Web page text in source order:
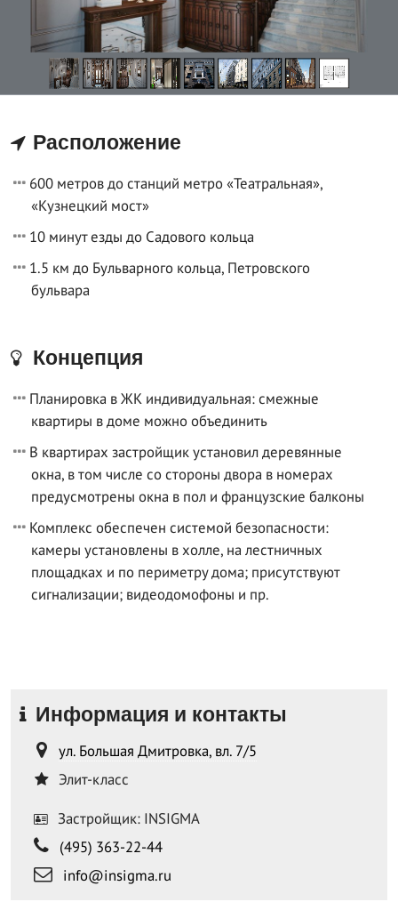
Расположение
600 метров до станций метро «Театральная»,
«Кузнецкий мост»
10 минут езды до Садового кольца
1.5 км до Бульварного кольца, Петровского
бульвара
Концепция
Планировка в ЖК индивидуальная: смежные
квартиры в доме можно объединить
В квартирах застройщик установил деревянные
окна, в том числе со стороны двора в номерах
предусмотрены окна в пол и французские балконы
Комплекс обеспечен системой безопасности:
камеры установлены в холле, на лестничных
площадках и по периметру дома; присутствуют
сигнализации; видеодомофоны и пр.
Информация и контакты
ул. Большая Дмитровка, вл. 7/5
Элит-класс
Застройщик: INSIGMA
(495) 363-22-44
info@insigma.ru